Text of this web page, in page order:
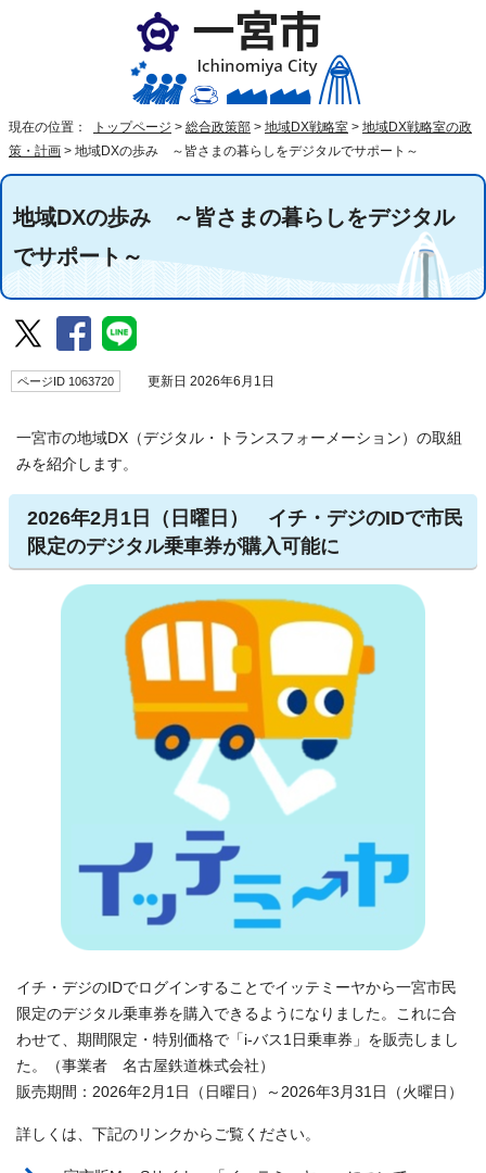
現在の位置： トップページ > 総合政策部 > 地域DX戦略室 > 地域DX戦略室の政
策・計画 > 地域DXの歩み ～皆さまの暮らしをデジタルでサポート～
地域DXの歩み ～皆さまの暮らしをデジタル
でサポート～
ページID 1063720 更新日 2026年6月1日
一宮市の地域DX（デジタル・トランスフォーメーション）の取組
みを紹介します。
2026年2月1日（日曜日） イチ・デジのIDで市民
限定のデジタル乗車券が購入可能に
イチ・デジのIDでログインすることでイッテミーヤから一宮市民
限定のデジタル乗車券を購入できるようになりました。これに合
わせて、期間限定・特別価格で「i-バス1日乗車券」を販売しまし
た。（事業者 名古屋鉄道株式会社）
販売期間：2026年2月1日（日曜日）～2026年3月31日（火曜日）
詳しくは、下記のリンクからご覧ください。